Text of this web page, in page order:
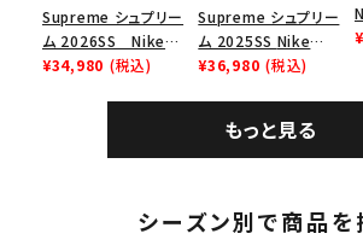
2026SS 2025AW 2025SS
Tシ
Supreme シュプリー
ム 2026SS Nike
SB Air Max 2 CB 94
¥34,980 (税込)
Supreme シュプリー
ム 2025SS Nike
Leather Shoulder
ク 黒
¥36,980 (税込)
もっと見る
シーズン別で商品を